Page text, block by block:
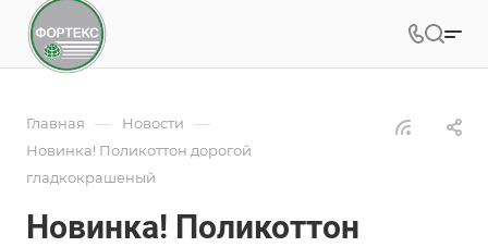
Главная — Новости —
Новинка! Поликоттон дорогой
гладкокрашеный
Новинка! Поликоттон